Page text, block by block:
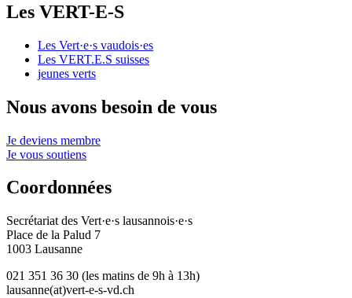
Les VERT-E-S
Les Vert·e·s vaudois·es
Les VERT.E.S suisses
jeunes verts
Nous avons besoin de vous
Je deviens membre
Je vous soutiens
Coordonnées
Secrétariat des Vert·e·s lausannois·e·s
Place de la Palud 7
1003 Lausanne
021 351 36 30 (les matins de 9h à 13h)
lausanne(at)vert-e-s-vd.ch